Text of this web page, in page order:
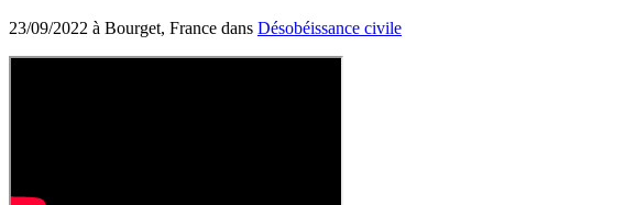
23/09/2022 à Bourget, France dans Désobéissance civile